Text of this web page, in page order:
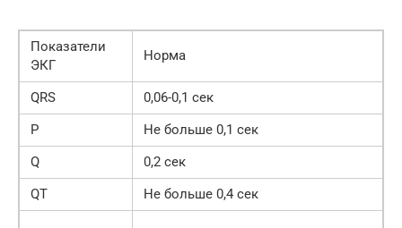
Показатели
ЭКГ
Норма
QRS
0,06-0,1 сек
P
Не больше 0,1 сек
Q
0,2 сек
QT
Не больше 0,4 сек